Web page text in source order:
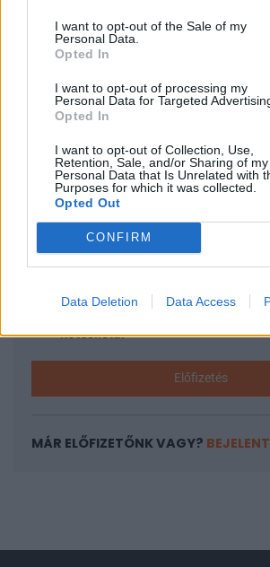
I want to opt-out of the Sale of my
Personal Data.
Opted In
I want to opt-out of processing my
Personal Data for Targeted
Opted In
I want to opt-out of Collection, Use,
Retention, Sale, and/or Sharing of my
Personal Data that Is Unrelated with
Purposes for which it was collected.
Opted Out
CONFIRM
Data Deletion Data Access
csoportok aggódnak amiatt, hogy a
adókedvezmények megmaradnak-e a
OpenSecrets adatai szerint a pénzügyi,
KEDVES OLVASÓNK!
A keresett cikk a portfolio.hu
tartozik, melynek olvasása
regisztrációhoz kötött.
Az előfizetés a következőket
Kötéslisták: BÉT elmúlt 2 év
kötéslistái
Előfizetés
MÁR ELŐFIZETŐNK VAGY?